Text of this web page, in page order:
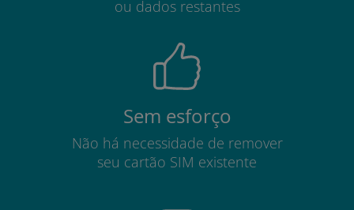
ou dados restantes
Sem esforço
Não há necessidade de remover
seu cartão SIM existente